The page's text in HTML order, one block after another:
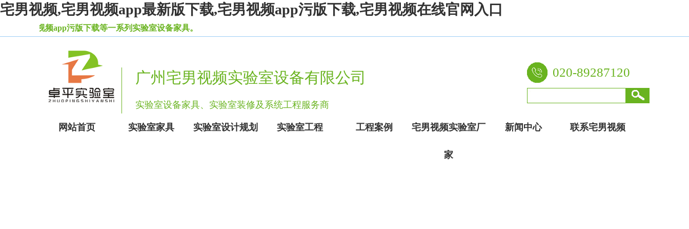
宅男视频,宅男视频app最新版下载,宅男视频app污版下载,宅男视频在线官网入口
视频app污版下载等一系列实验室设备家具。
广州宅男视频实验室设备有限公司
实验室设备家具、实验室装修及系统工程服务商
020-89287120
网站首页 实验室家具 实验室设计规划 实验室工程 工程案例 宅男视频实验室厂
家
新闻中心 联系宅男视频